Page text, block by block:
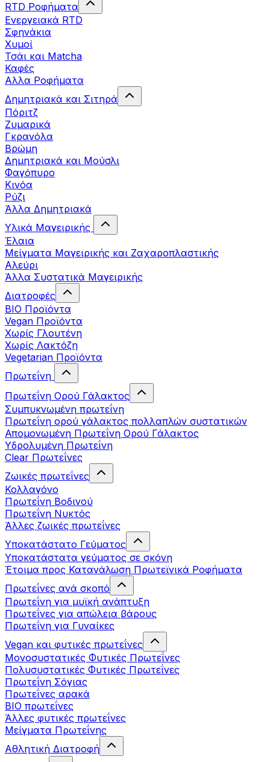
RTD Ροφήματα
Ενεργειακά RTD
Σφηνάκια
Χυμοί
Τσάι και Matcha
Καφές
Αλλα Ροφήματα
Δημητριακά και Σιτηρά
Πόριτζ
Ζυμαρικά
Γκρανόλα
Βρώμη
Δημητριακά και Μούσλι
Φαγόπυρο
Κινόα
Ρύζι
Άλλα Δημητριακά
Υλικά Μαγειρικής
Έλαια
Μείγματα Μαγειρικής και Ζαχαροπλαστικής
Αλεύρι
Άλλα Συστατικά Μαγειρικής
Διατροφές
BIO Προϊόντα
Vegan Προϊόντα
Χωρίς Γλουτένη
Χωρίς Λακτόζη
Vegetarian Προϊόντα
Πρωτεΐνη
Πρωτεΐνη Ορού Γάλακτος
Συμπυκνωμένη πρωτεΐνη
Πρωτεΐνη ορού γάλακτος πολλαπλών συστατικών
Απομονωμένη Πρωτεΐνη Ορού Γάλακτος
Υδρολυμένη Πρωτεΐνη
Clear Πρωτεΐνες
Ζωικές πρωτεΐνες
Κολλαγόνο
Πρωτεΐνη Βοδινού
Πρωτεΐνη Νυκτός
Άλλες ζωικές πρωτεΐνες
Υποκατάστατο Γεύματος
Υποκατάστατα γεύματος σε σκόνη
Έτοιμα προς Κατανάλωση Πρωτεϊνικά Ροφήματα
Πρωτεΐνες ανά σκοπό
Πρωτεΐνη για μυϊκή ανάπτυξη
Πρωτεΐνες για απώλεια βάρους
Πρωτεΐνη για Γυναίκες
Vegan και φυτικές πρωτεΐνες
Μονοσυστατικές Φυτικές Πρωτεΐνες
Πολυσυστατικές Φυτικές Πρωτεΐνες
Πρωτεΐνη Σόγιας
Πρωτεΐνες αρακά
ΒIO πρωτεΐνες
Άλλες φυτικές πρωτεΐνες
Μείγματα Πρωτεΐνης
Αθλητική Διατροφή